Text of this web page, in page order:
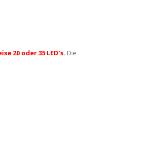
20 oder 35 LED’s. Die